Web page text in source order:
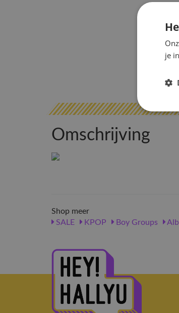
Omschrijving
Shop meer
SALE
KPOP Boy Groups
je